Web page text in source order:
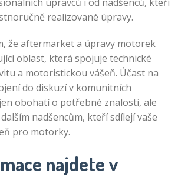
realizované úpravy.
že aftermarket a úpravy motorek
oblast, která spojuje technické
a motoristickou vášeň. Účast na
do diskuzí v komunitních
obohatí o potřebné znalosti, ale
nadšencům, kteří sdílejí vaše
pro motorky.
najdete v